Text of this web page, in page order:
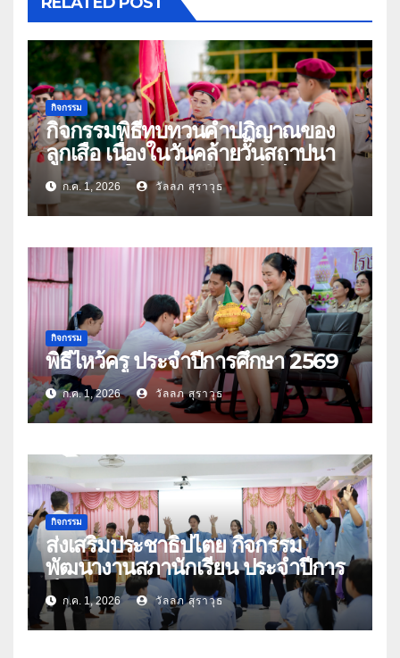
กิจกรรม
กิจกรรมพิธีทบทวนคำปฏิญาณของ
ลูกเสือ เนื่องในวันคล้ายวันสถาปนา
คณะลูกเสือแห่งชาติ ประจำปี 2569
ก.ค. 1, 2026 วัลลภ สุราวุธ
กิจกรรม
พิธีไหว้ครู ประจำปีการศึกษา 2569
ก.ค. 1, 2026 วัลลภ สุราวุธ
กิจกรรม
ส่งเสริมประชาธิปไตย กิจกรรม
พัฒนางานสภานักเรียน ประจำปีการ
ศึกษา 2569
ก.ค. 1, 2026 วัลลภ สุราวุธ